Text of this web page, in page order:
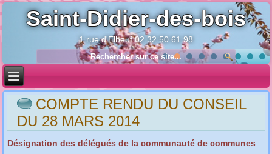
Saint-Didier-des-bois
1 rue d'Elbeuf 02 32 50 61 98
COMPTE RENDU DU CONSEIL
DU 28 MARS 2014
Désignation des délégués de la communauté de communes
Année
précédente
Mois
précédent
Année
suivante
Mois
suivant